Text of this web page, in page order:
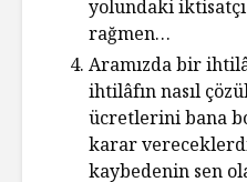
yolundaki
rağmen…
Aramızda bir
ihtilâfın nasıl
ücretlerini bana
karar
kaybedenin sen